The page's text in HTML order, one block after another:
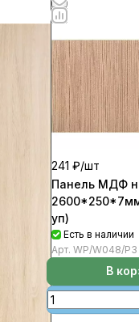
241 ₽/шт
Панель МДФ
уп)
Есть в наличии
Арт. WP/W048/Р3
В